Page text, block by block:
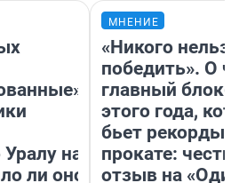
на
ли оно
МНЕНИЕ
«Никого нельзя
победить». О
главный
этого года,
бьет рекорды в
прокате:
отзыв на